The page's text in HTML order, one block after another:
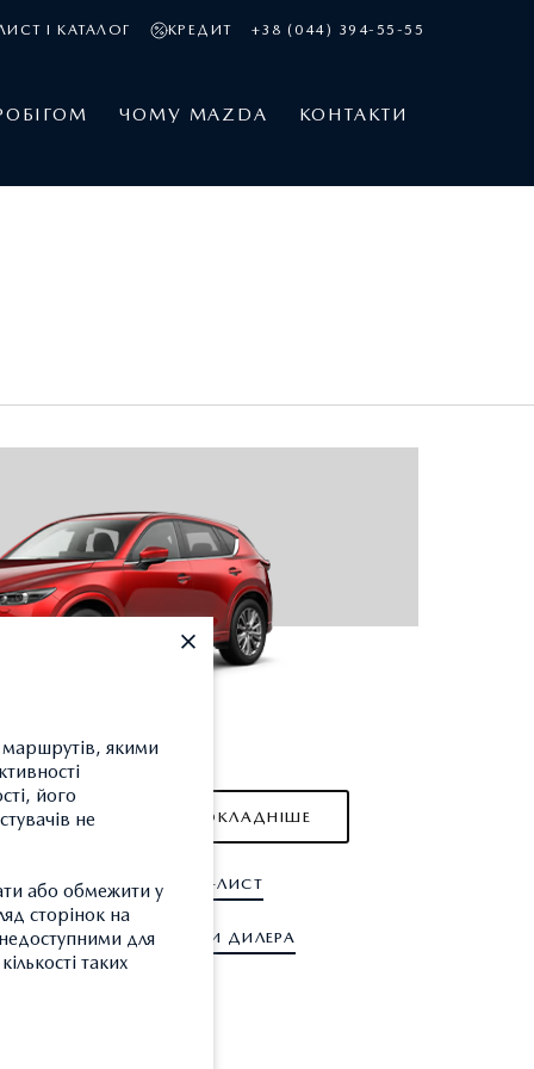
І КАТАЛОГ КРЕДИТ +38 (044) 394-55-55
ЧОМУ MAZDA КОНТАКТИ
ДОКЛАДНІШЕ
ПРАЙС-ЛИСТ
ЗНАЙТИ ДИЛЕРА
маршрутів, якими
його
не
або обмежити у
сторінок на
для
таких